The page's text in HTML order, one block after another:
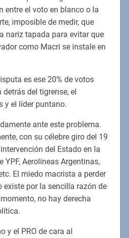
entre el voto en blanco o la
imposible de medir, que
nariz tapada para evitar que
como Macri se instale en
es ese 20% de votos
del tigrense, el
y el líder puntano.
ante este problema.
con su célebre giro del 19
del Estado en la
YPF, Aerolíneas Argentinas,
El miedo macrista a perder
existe por la sencilla razón de
no hay derecha
y el PRO de cara al